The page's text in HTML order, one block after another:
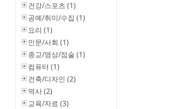
건강/스포츠 (1)
공예/취미/수집 (1)
요리 (1)
인문/사회 (1)
종교/명상/점술 (1)
컴퓨터 (1)
건축/디자인 (2)
역사 (2)
교육/자료 (3)